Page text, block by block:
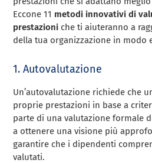
Eccone 11 metodi innovativi di
prestazioni che ti aiuteranno a
della tua organizzazione in modo
1. Autovalutazione
Un’autovalutazione richiede che
proprie prestazioni in base a
parte di una valutazione formale
a ottenere una visione più
garantire che i dipendenti
valutati.